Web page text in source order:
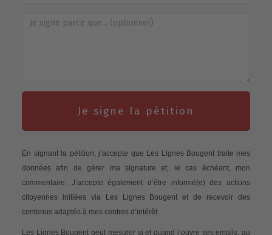
Je signe la pétition
En signant la pétition, j’accepte que Les Lignes Bougent traite mes
données afin de gérer ma signature et, le cas échéant, mon
commentaire. J’accepte également d’être informé(e) des actions
citoyennes initiées via Les Lignes Bougent et de recevoir des
contenus adaptés à mes centres d’intérêt.
Les Lignes Bougent peut mesurer si et quand j’ouvre ses emails, au